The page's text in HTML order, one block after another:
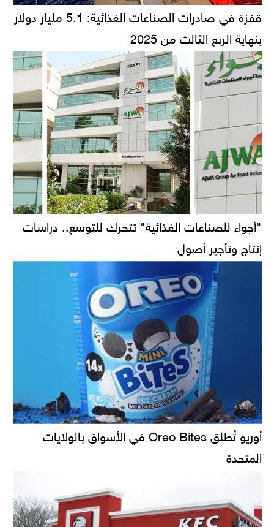
قفزة في صادرات الصناعات الغذائية: 5.1 مليار دولار
بنهاية الربع الثالث من 2025
"أجواء للصناعات الغذائية" تتحرك للتوسع.. دراسات
إنتاج وتأجير أصول
أوريو تُطلق Oreo Bites في الأسواق بالولايات
المتحدة